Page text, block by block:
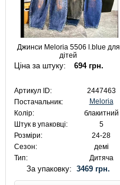
Джинси Meloria 5506 l.blue для
дітей
Ціна за штуку: 694 грн.
Артикул ID:
2447463
Постачальник:
Meloria
Колір:
блакитний
Штук в упаковці:
5
Розміри:
24-28
Сезон:
демі
Тип:
Дитяча
За упаковку:3469 грн.